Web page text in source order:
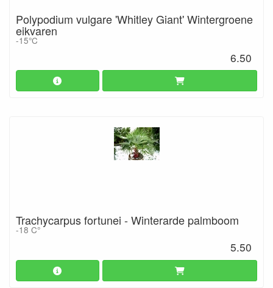
Polypodium vulgare 'Whitley Giant' Wintergroene
eikvaren
-15°C
6.50
Trachycarpus fortunei - Winterarde palmboom
-18 C°
5.50